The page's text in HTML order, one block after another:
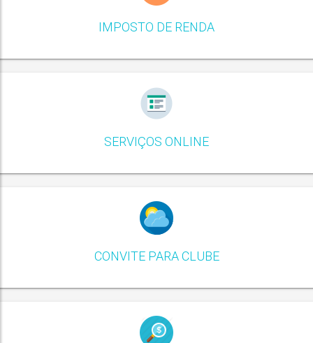
IMPOSTO DE RENDA
SERVIÇOS ONLINE
CONVITE PARA CLUBE